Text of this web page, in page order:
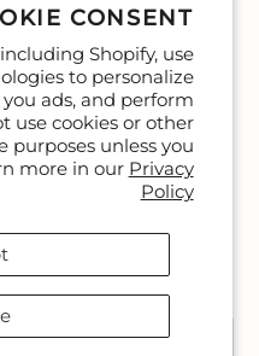
CONSENT
Shopify, use
to personalize
ads, and perform
use cookies or other
purposes unless you
more in our Privacy
Policy
שָׂפָה
עברית